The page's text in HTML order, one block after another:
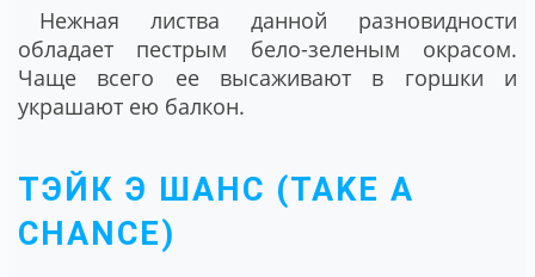
Нежная листва данной разновидности
обладает пестрым бело-зеленым окрасом.
Чаще всего ее высаживают в горшки и
украшают ею балкон.
ТЭЙК Э ШАНС (TAKE A
CHANCE)